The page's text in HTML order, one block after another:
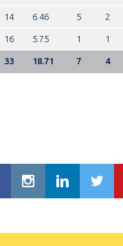
14 6.46 5 2
16 5.75 1 1
33 18.71 7 4